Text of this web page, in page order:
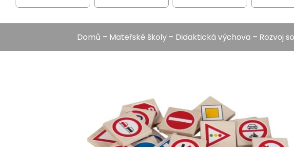
Domů – Mateřské školy– Didaktická výchova – Rozvoj